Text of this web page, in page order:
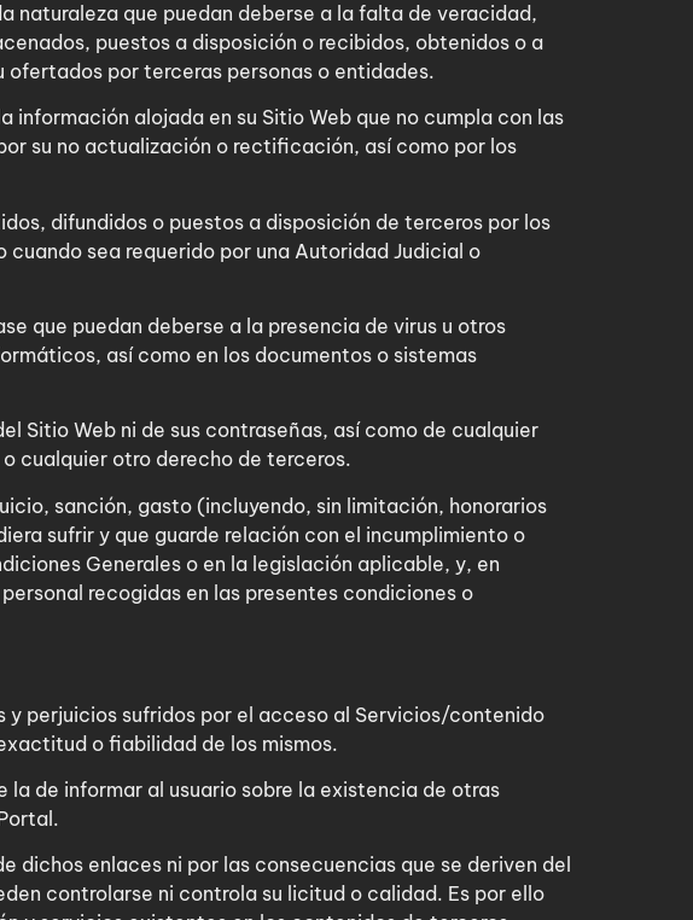
naturaleza que puedan deberse a la falta de veracidad,
puestos a disposición o recibidos, obtenidos o a
ofertados por terceras personas o entidades.
alojada en su Sitio Web que no cumpla con las
su no actualización o rectificación, así como por los
difundidos o puestos a disposición de terceros por los
sea requerido por una Autoridad Judicial o
que puedan deberse a la presencia de virus u otros
así como en los documentos o sistemas
Sitio Web ni de sus contraseñas, así como de cualquier
cualquier otro derecho de terceros.
sanción, gasto (incluyendo, sin limitación, honorarios
sufrir y que guarde relación con el incumplimiento o
Generales o en la legislación aplicable, y, en
recogidas en las presentes condiciones o
y perjuicios sufridos por el acceso al Servicios/contenido
o fiabilidad de los mismos.
de informar al usuario sobre la existencia de otras
dichos enlaces ni por las consecuencias que se deriven del
controlarse ni controla su licitud o calidad. Es por ello